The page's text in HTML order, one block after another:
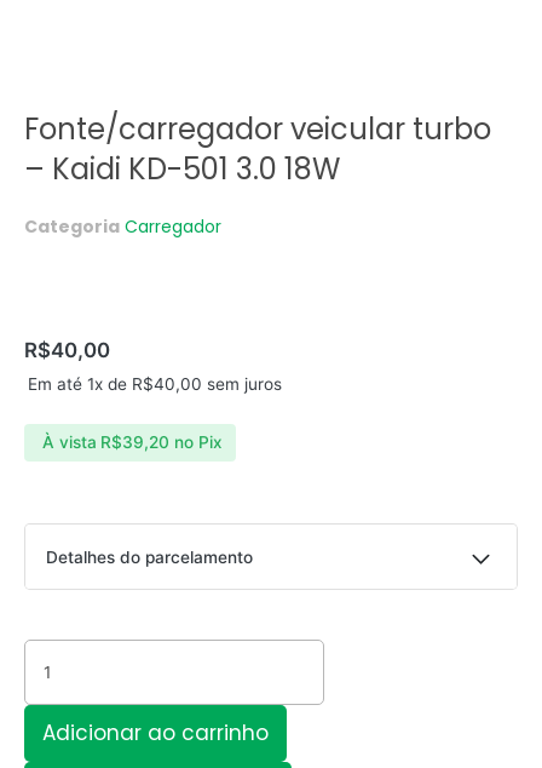
Fonte/carregador veicular turbo
– Kaidi KD-501 3.0 18W
Categoria Carregador
R$40,00
Em até 1x de R$40,00 sem juros
À vista R$39,20 no Pix
Detalhes do parcelamento
veicular
turbo
Kaidi
KD-
501
3.0
18W
Adicionar ao carrinho